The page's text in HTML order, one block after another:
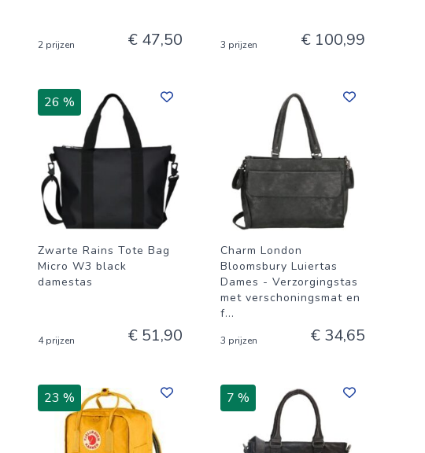
2 prijzen € 47,50 3 prijzen € 100,99
26 %
Zwarte Rains Tote Bag
Micro W3 black
damestas
4 prijzen € 51,90
Charm London
Bloomsbury Luiertas
Dames - Verzorgingstas
met verschoningsmat en
f...
3 prijzen € 34,65
23 % 7 %